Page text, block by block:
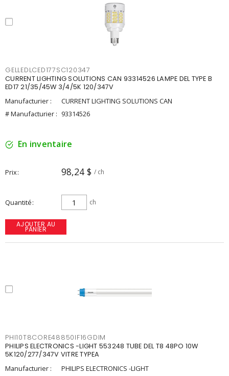
GELLEDLCED177SC120347
CURRENT LIGHTING SOLUTIONS CAN 93314526 LAMPE DEL TYPE B
ED17 21/35/45W 3/4/5K 120/347V
Manufacturier :
CURRENT LIGHTING SOLUTIONS CAN
# Manufacturier : 93314526
En inventaire
Prix 98,24 $ / ch
Quantité ch
AJOUTER AU
PANIER
PHI10T8CORE48850IF16GDIM
PHILIPS ELECTRONICS -LIGHT 553248 TUBE DEL T8 48PO 10W
5K120/277/347V VITRE TYPEA
Manufacturier :
PHILIPS ELECTRONICS -LIGHT